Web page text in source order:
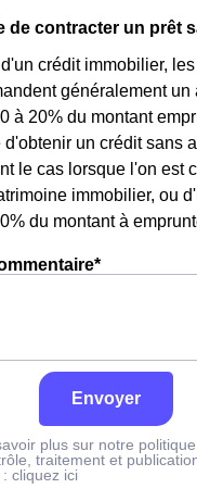
de contracter un prêt
crédit immobilier,
généralement un
à 20% du montant
un crédit sans
le cas lorsque l'on est
immobilier, ou
du montant à
Envoyer
plus sur notre
traitement et
cliquez ici